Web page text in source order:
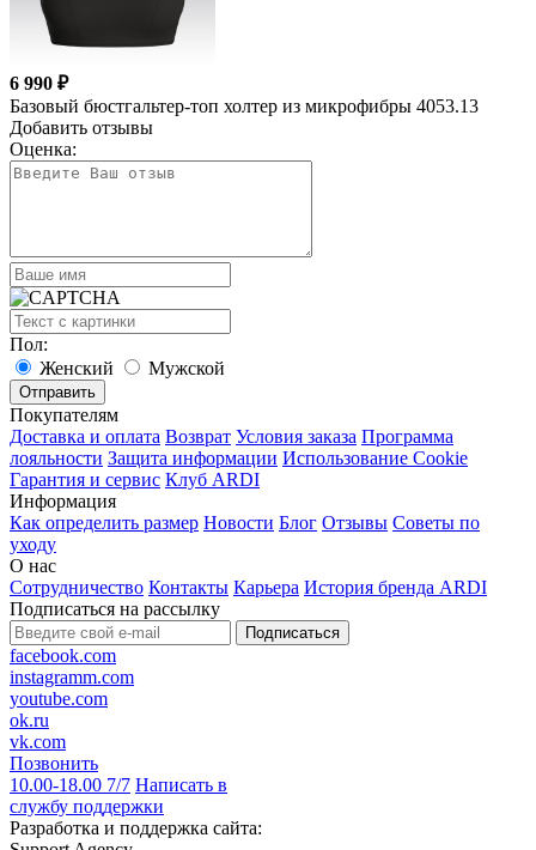
6 990 ₽
Базовый бюстгальтер-топ холтер из микрофибры 4053.13
Добавить отзывы
Оценка:
Пол:
Женский
Мужской
Покупателям
Доставка и оплата Возврат Условия заказа Программа
лояльности Защита информации Использование Cookie
Гарантия и сервис Клуб ARDI
Информация
Как определить размер Новости Блог Отзывы Советы по
уходу
О нас
Сотрудничество Контакты Карьера История бренда ARDI
Подписаться на рассылку
Подписаться
facebook.com
instagramm.com
youtube.com
ok.ru
vk.com
Позвонить
10.00-18.00 7/7 Написать в
службу поддержки
Разработка и поддержка сайта: